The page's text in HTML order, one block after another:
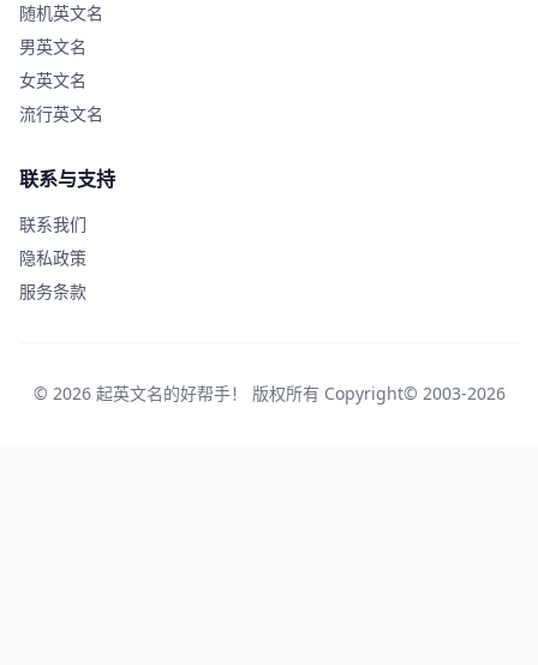
随机英文名
男英文名
女英文名
流行英文名
联系与支持
联系我们
隐私政策
服务条款
© 2026 起英文名的好帮手！ 版权所有 Copyright© 2003-2026